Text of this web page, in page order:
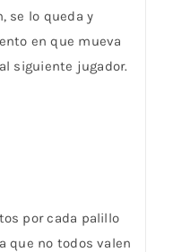
se lo queda y
en que mueva
siguiente jugador.
por cada palillo
que no todos valen